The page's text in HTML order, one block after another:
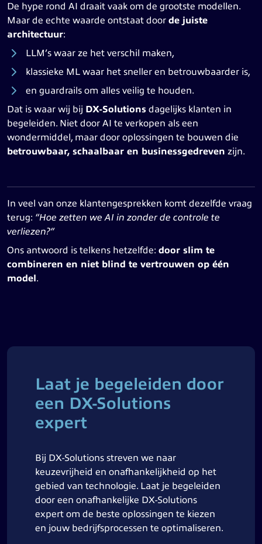
De hype rond AI draait vaak om de grootste modellen.
Maar de echte waarde ontstaat door de juiste
architectuur:
LLM’s waar ze het verschil maken,
klassieke ML waar het sneller en betrouwbaarder is,
en guardrails om alles veilig te houden.
Dat is waar wij bij DX-Solutions dagelijks klanten in
begeleiden. Niet door AI te verkopen als een
wondermiddel, maar door oplossingen te bouwen die
betrouwbaar, schaalbaar en businessgedreven zijn.
In veel van onze klantengesprekken komt dezelfde vraag
terug: “Hoe zetten we AI in zonder de controle te
verliezen?”
Ons antwoord is telkens hetzelfde: door slim te
combineren en niet blind te vertrouwen op één
model.
Laat je begeleiden door
een DX-Solutions
expert
Bij DX-Solutions streven we naar
keuzevrijheid en onafhankelijkheid op het
gebied van technologie. Laat je begeleiden
door een onafhankelijke DX-Solutions
expert om de beste oplossingen te kiezen
en jouw bedrijfsprocessen te optimaliseren.